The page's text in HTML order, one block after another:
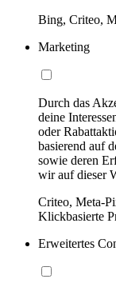
Bing, Criteo,
Marketing
Durch das
deine
oder
basierend auf
sowie deren
wir auf dieser
Criteo, Meta-
Klickbasierte
Erweitertes